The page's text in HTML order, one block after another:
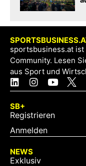
sportsbusiness.at
Community. Lesen
aus Sport und
SB+
Registrieren
Anmelden
NEWS
Exklusiv